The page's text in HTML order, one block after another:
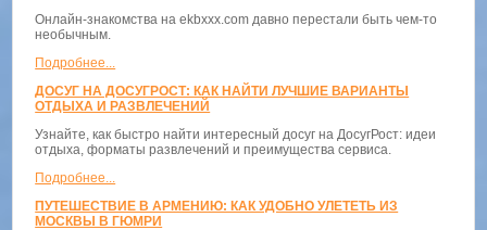
Онлайн-знакомства на ekbxxx.com давно перестали быть чем-то
необычным.
Подробнее...
ДОСУГ НА ДОСУГРОСТ: КАК НАЙТИ ЛУЧШИЕ ВАРИАНТЫ
ОТДЫХА И РАЗВЛЕЧЕНИЙ
Узнайте, как быстро найти интересный досуг на ДосугРост: идеи
отдыха, форматы развлечений и преимущества сервиса.
Подробнее...
ПУТЕШЕСТВИЕ В АРМЕНИЮ: КАК УДОБНО УЛЕТЕТЬ ИЗ
МОСКВЫ В ГЮМРИ